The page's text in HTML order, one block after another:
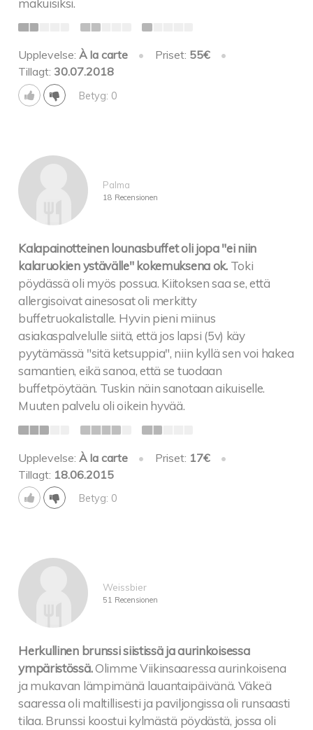
Upplevelse:À la carte • Priset: 55€
•
Tillagt: 30.07.2018
Betyg: 0
Palma
18 Recensionen
Kalapainotteinen lounasbuffet oli jopa "ei niin
kalaruokien ystävälle" kokemuksena ok. Toki
pöydässä oli myös possua. Kiitoksen saa se, että
allergisoivat ainesosat oli merkitty
buffetruokalistalle. Hyvin pieni miinus
asiakaspalvelulle siitä, että jos lapsi (5v) käy
pyytämässä "sitä ketsuppia", niin kyllä sen voi hakea
samantien, eikä sanoa, että se tuodaan
buffetpöytään. Tuskin näin sanotaan aikuiselle.
Muuten palvelu oli oikein hyvää.
Upplevelse:À la carte • Priset: 17€
•
Tillagt: 18.06.2015
Betyg: 0
Weissbier
51 Recensionen
Herkullinen brunssi siistissä ja aurinkoisessa
ympäristössä.Olimme Viikinsaaressa aurinkoisena
ja mukavan lämpimänä lauantaipäivänä. Väkeä
saaressa oli maltillisesti ja paviljongissa oli runsaasti
tilaa. Brunssi koostui kylmästä pöydästä, jossa oli